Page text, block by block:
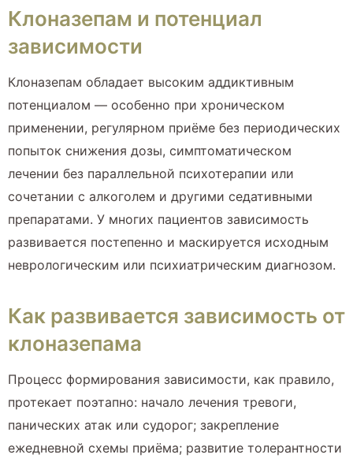
Клоназепам и потенциал
зависимости
Клоназепам обладает высоким аддиктивным
потенциалом — особенно при хроническом
применении, регулярном приёме без периодических
попыток снижения дозы, симптоматическом
лечении без параллельной психотерапии или
сочетании с алкоголем и другими седативными
препаратами. У многих пациентов зависимость
развивается постепенно и маскируется исходным
неврологическим или психиатрическим диагнозом.
Как развивается зависимость от
клоназепама
Процесс формирования зависимости, как правило,
протекает поэтапно: начало лечения тревоги,
панических атак или судорог; закрепление
ежедневной схемы приёма; развитие толерантности